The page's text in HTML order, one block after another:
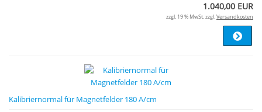
1.040,00 EUR
zzgl. 19 % MwSt. zzgl.Versandkosten
Kalibriernormal für Magnetfelder 180 A/cm